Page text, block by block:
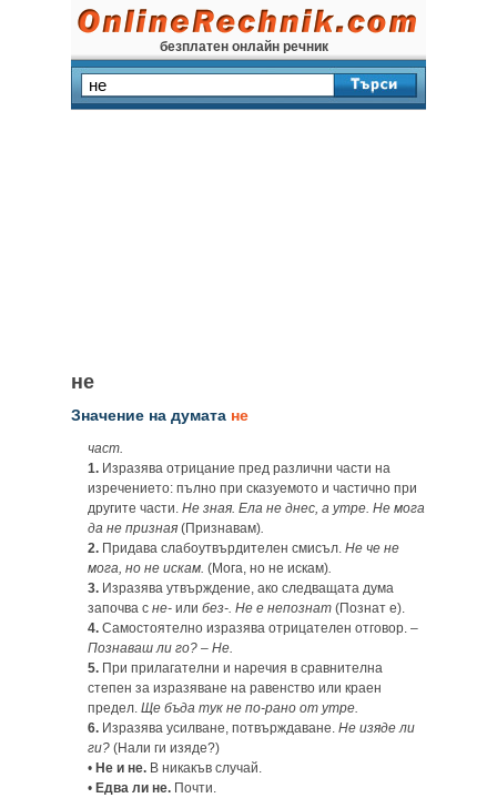
безплатен онлайн речник
не
Значение на думата не
част.
1. Изразява отрицание пред различни части на
изречението: пълно при сказуемото и частично при
другите части. Не зная. Ела не днес, а утре. Не мога
да не призная (Признавам).
2. Придава слабоутвърдителен смисъл. Не че не
мога, но не искам. (Мога, но не искам).
3. Изразява утвърждение, ако следващата дума
започва с не- или без-. Не е непознат (Познат е).
4. Самостоятелно изразява отрицателен отговор. –
Познаваш ли го? – Не.
5. При прилагателни и наречия в сравнителна
степен за изразяване на равенство или краен
предел. Ще бъда тук не по-рано от утре.
6. Изразява усилване, потвърждаване. Не изяде ли
ги? (Нали ги изяде?)
• Не и не. В никакъв случай.
• Едва ли не. Почти.